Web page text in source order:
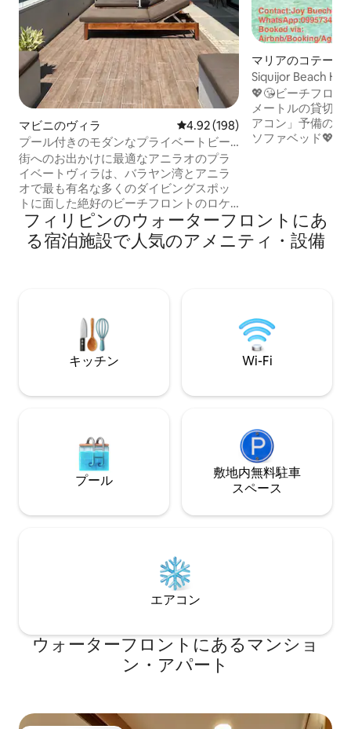
マビニのヴィラ レビュー198件、5つ星中4.92つ
4.92 (198)
プール付きのモダンなプライベートビー
チフロントのアニラオリゾート
街へのお出かけに最適なアニラオのプラ
イベートヴィラは、バラヤン湾とアニラ
オで最も有名な多くのダイビングスポッ
トに面した絶好のビーチフロントのロケ
ーションにあります。 私どものヴィラに
滞在すると、プライバシーが確保され、
ゆったり過ごせます。「Solitude
ヴィラにはNetflixを備えたスマートテレ
ビがあります。Wi-Fiの速度は約80mbps
です。ご期待に沿えるよう、以下の説明
をすべてお読みください！
マリアのコテージ
Siquijor Beach
ィラ）
💖😘ビーチフロン
メートルの貸切
アコン」予備の電
ソファベッド💖2
グリル材料/グリ
ーティー ビーチ
グ/ダイビングが
フィリピンのウォーターフロントにあ
る宿泊施設で人気のアメニティ・設備
キッチン Wi-Fi
プール
敷地内無料駐⁠車
ス⁠ペ⁠ー⁠ス
エアコン
ウォーターフロントにあるマンショ
ン・アパート